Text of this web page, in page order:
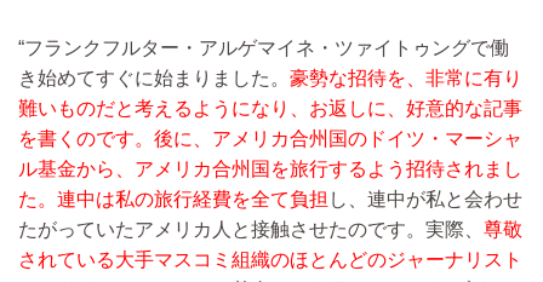
“フランクフルター・アルゲマイネ・ツァイトゥングで働
き始めてすぐに始まりました。 豪勢な招待を、非常に有り
難いものだと考えるようになり、お返しに、好意的な記事
を書くのです。後に、アメリカ合州国のドイツ・マーシャ
ル基金から、アメリカ合州国を旅行するよう招待されまし
た。連中は私の旅行経費を全て負担 し、連中が私と会わせ
たがっていたアメリカ人と接触させたのです。実際、 尊敬
されている大手マスコミ組織のほとんどのジャーナリスト